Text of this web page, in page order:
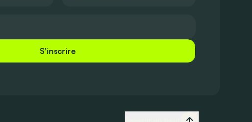
S'inscrire